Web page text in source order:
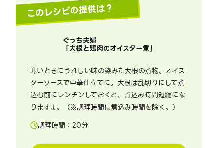
このレシピの提供は？
ぐっち夫婦
「大根と鶏肉のオイスター煮」
寒いときにうれしい味の染みた大根の煮物。オイス
ターソースで中華仕立てに。大根は乱切りにして煮
込む前にレンチンしておくと、煮込み時間短縮にな
りますよ。（※調理時間は煮込み時間を除く。）
調理時間： 20分